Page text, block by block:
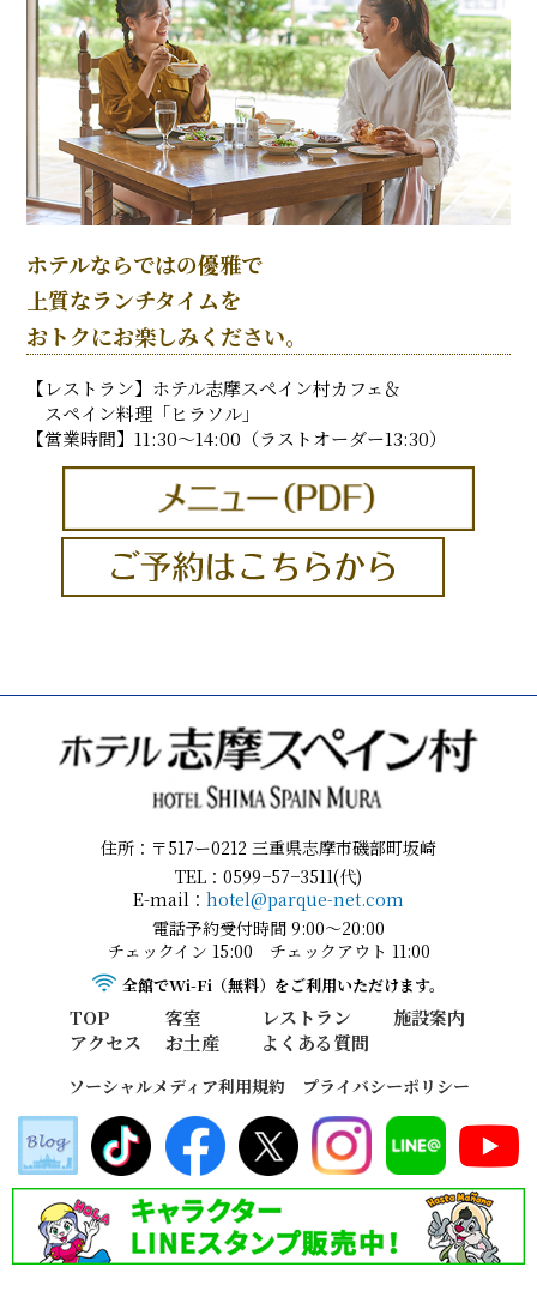
ホテルならではの優雅で
上質なランチタイムを
おトクにお楽しみください。
【レストラン】ホテル志摩スペイン村カフェ＆
スペイン料理「ヒラソル」
【営業時間】11:30～14:00（ラストオーダー13:30）
住所：〒517ー0212 三重県志摩市磯部町坂崎
TEL：0599−57−3511(代)
E-mail： hotel@parque-net.com
電話予約受付時間 9:00～20:00
チェックイン 15:00 チェックアウト 11:00
全館でWi-Fi（無料）をご利用いただけます。
TOP 客室 レストラン
施設案内
アクセス
お土産 よくある質問
ソーシャルメディア利用規約 プライバシーポリシー